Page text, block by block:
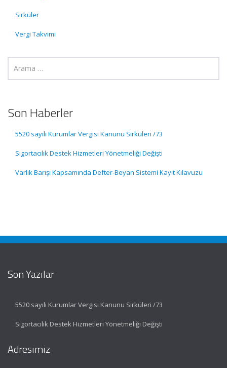
Sirküler
Vergi Takvimi
Son Haberler
5520 sayılı Kurumlar Vergisi Kanunu Sirküleri /73
Sigortacılık Destek Hizmetleri Yönetmeliği Değişti
Varlık Barışı Kapsamında Defter-Beyan Sistemi Kayıt Kılavuzu
Son Yazılar
5520 sayılı Kurumlar Vergisi Kanunu Sirküleri /73
Sigortacılık Destek Hizmetleri Yönetmeliği Değişti
Adresimiz